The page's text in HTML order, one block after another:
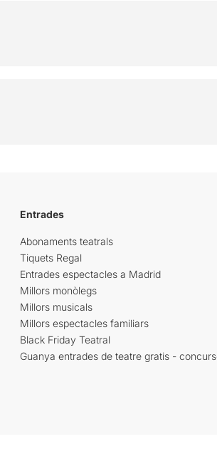
Entrades
Abonaments teatrals
Tiquets Regal
Entrades espectacles a Madrid
Millors monòlegs
Millors musicals
Millors espectacles familiars
Black Friday Teatral
Guanya entrades de teatre gratis -